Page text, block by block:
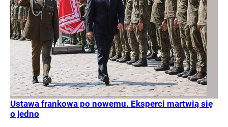
Ustawa frankowa po nowemu. Eksperci martwią się
o jedno